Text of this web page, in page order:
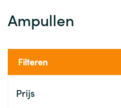
Ampullen
Filteren
Prijs